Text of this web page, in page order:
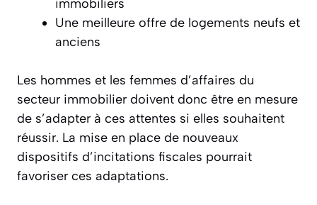
immobiliers
Une meilleure offre de logements neufs et
anciens
Les hommes et les femmes d’affaires du
secteur immobilier doivent donc être en mesure
de s’adapter à ces attentes si elles souhaitent
réussir. La mise en place de nouveaux
dispositifs d’incitations fiscales pourrait
favoriser ces adaptations.